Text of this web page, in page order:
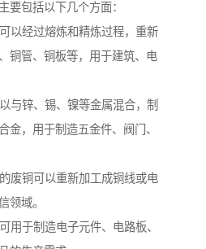
要包括以下几个方面：
以经过熔炼和精炼过程，重新
铜管、铜板等，用于建筑、电
与锌、锡、镍等金属混合，制
金，用于制造五金件、阀门、
废铜可以重新加工成铜线或电
领域。
用于制造电子元件、电路板、